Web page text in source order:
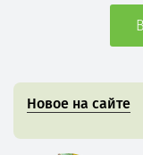
Новое на сайте